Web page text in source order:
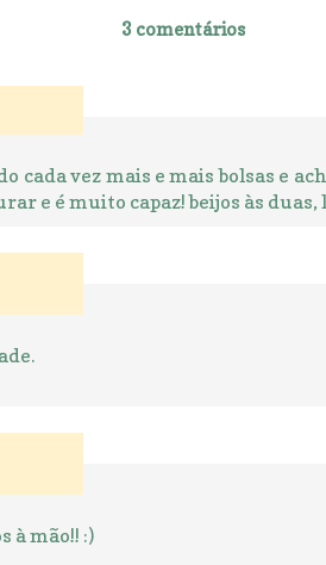
3 comentários
cada vez mais e mais bolsas e
e é muito capaz! beijos às duas,
à mão!! :)